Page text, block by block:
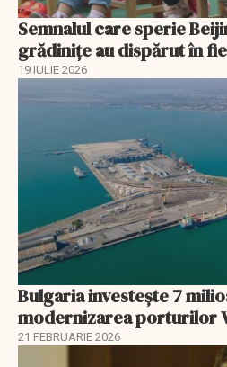
Semnalul care sperie
grădinițe au dispărut în
19 IULIE 2026
Bulgaria investește 7
modernizarea porturilor
21 FEBRUARIE 2026